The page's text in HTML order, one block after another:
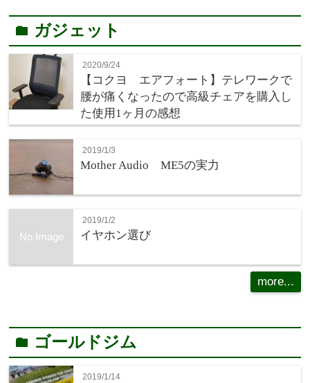
folder ガジェット
2020/9/24
【コクヨ エアフォート】テレワークで
腰が痛くなったので高級チェアを購入し
た使用1ヶ月の感想
2019/1/3
Mother Audio ME5の実力
No Image
2019/1/2
イヤホン選び
more...
folder ゴールドジム
2019/1/14